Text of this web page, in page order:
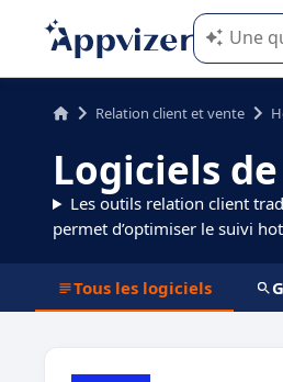
L'IA de
Relation client et vente
Logiciels
Les outils relation client
permet d’optimiser le suivi
Tous les logiciels